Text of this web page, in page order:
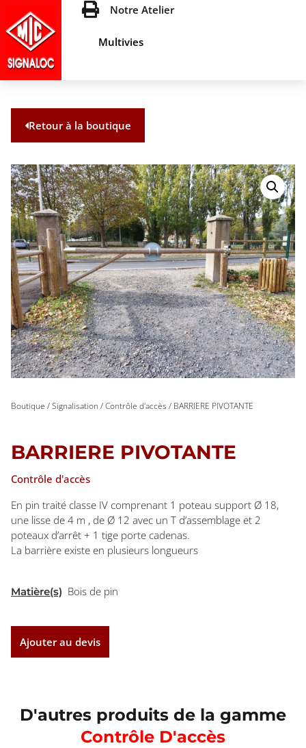
Notre Atelier
Multivies
Retour à la boutique
Boutique /Signalisation /Contrôle d'accès / BARRIERE PIVOTANTE
BARRIERE PIVOTANTE
Contrôle d'accès
En pin traité classe IV comprenant 1 poteau support Ø 18,
une lisse de 4 m , de Ø 12 avec un T d’assemblage et 2
poteaux d’arrêt + 1 tige porte cadenas.
La barrière existe en plusieurs longueurs
Matière(s) Bois de pin
Ajouter au devis
D'autres produits de la gamme
Contrôle D'accès